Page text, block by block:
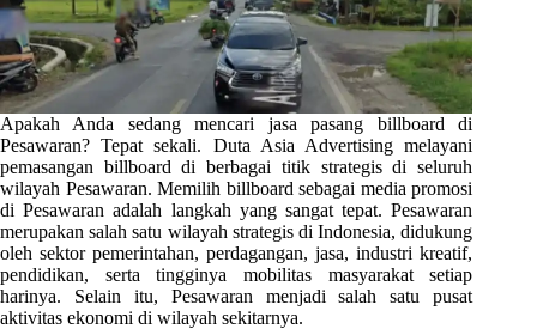
Apakah Anda sedang mencari jasa pasang billboard di
Pesawaran? Tepat sekali. Duta Asia Advertising melayani
pemasangan billboard di berbagai titik strategis di seluruh
wilayah Pesawaran. Memilih billboard sebagai media promosi
di Pesawaran adalah langkah yang sangat tepat. Pesawaran
merupakan salah satu wilayah strategis di Indonesia, didukung
oleh sektor pemerintahan, perdagangan, jasa, industri kreatif,
pendidikan, serta tingginya mobilitas masyarakat setiap
harinya. Selain itu, Pesawaran menjadi salah satu pusat
aktivitas ekonomi di wilayah sekitarnya.